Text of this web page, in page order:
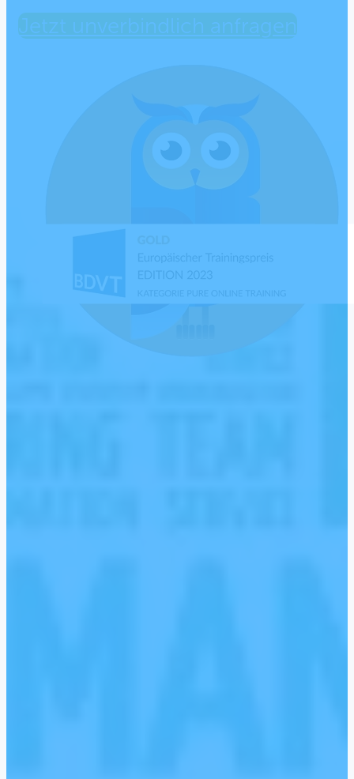
Jetzt unverbindlich anfragen